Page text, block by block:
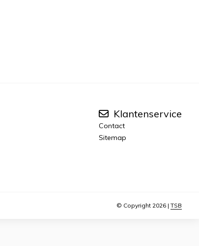
Klantenservice
Contact
Sitemap
© Copyright 2026 | TSB